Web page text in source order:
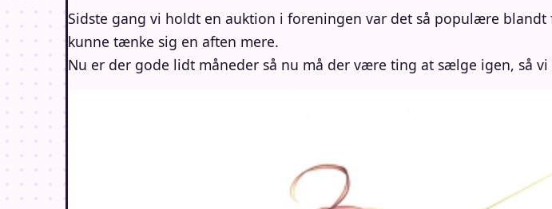
Sidste gang vi holdt en auktion i foreningen var det så populære
kunne tænke sig en aften mere.
Nu er der gode lidt måneder så nu må der være ting at sælge igen, så